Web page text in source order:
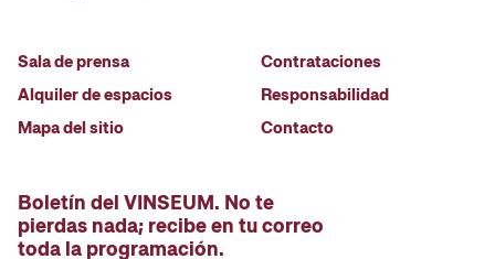
Sala de prensa
Alquiler de espacios
Mapa del sitio
Contrataciones
Responsabilidad
Contacto
Boletín del VINSEUM. No te
pierdas nada; recibe en tu correo
toda la programación.